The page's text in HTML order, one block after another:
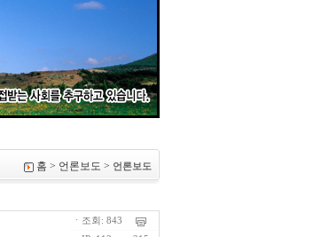
홈 > 언론보도 > 언론보도
ㆍ조회: 843